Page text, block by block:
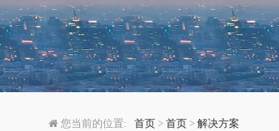
您当前的位置: 首页 > 首页 > 解决方案